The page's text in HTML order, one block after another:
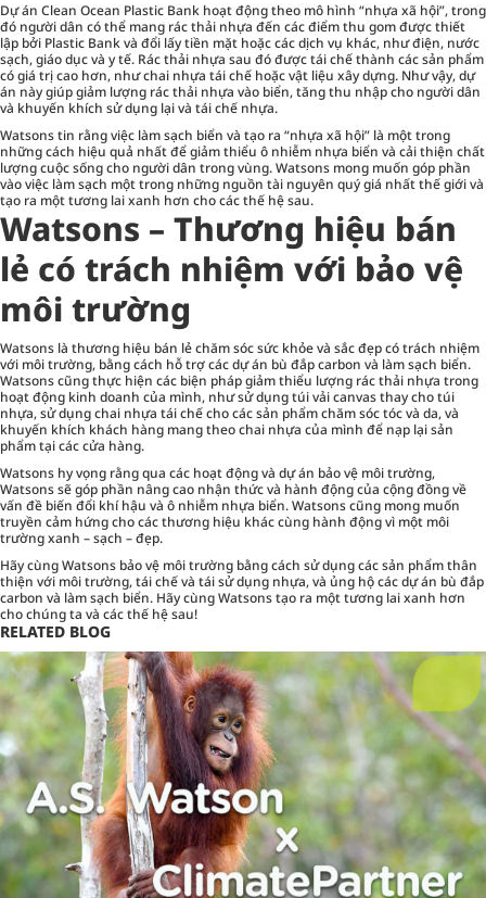
Dự án Clean Ocean Plastic Bank hoạt động theo mô hình “nhựa xã hội”, trong
đó người dân có thể mang rác thải nhựa đến các điểm thu gom được thiết
lập bởi Plastic Bank và đổi lấy tiền mặt hoặc các dịch vụ khác, như điện, nước
sạch, giáo dục và y tế. Rác thải nhựa sau đó được tái chế thành các sản phẩm
có giá trị cao hơn, như chai nhựa tái chế hoặc vật liệu xây dựng. Như vậy, dự
án này giúp giảm lượng rác thải nhựa vào biển, tăng thu nhập cho người dân
và khuyến khích sử dụng lại và tái chế nhựa.
Watsons tin rằng việc làm sạch biển và tạo ra “nhựa xã hội” là một trong
những cách hiệu quả nhất để giảm thiểu ô nhiễm nhựa biển và cải thiện chất
lượng cuộc sống cho người dân trong vùng. Watsons mong muốn góp phần
vào việc làm sạch một trong những nguồn tài nguyên quý giá nhất thế giới và
tạo ra một tương lai xanh hơn cho các thế hệ sau.
Watsons – Thương hiệu bán
lẻ có trách nhiệm với bảo vệ
môi trường
Watsons là thương hiệu bán lẻ chăm sóc sức khỏe và sắc đẹp có trách nhiệm
với môi trường, bằng cách hỗ trợ các dự án bù đắp carbon và làm sạch biển.
Watsons cũng thực hiện các biện pháp giảm thiểu lượng rác thải nhựa trong
hoạt động kinh doanh của mình, như sử dụng túi vải canvas thay cho túi
nhựa, sử dụng chai nhựa tái chế cho các sản phẩm chăm sóc tóc và da, và
khuyến khích khách hàng mang theo chai nhựa của mình để nạp lại sản
phẩm tại các cửa hàng.
Watsons hy vọng rằng qua các hoạt động và dự án bảo vệ môi trường,
Watsons sẽ góp phần nâng cao nhận thức và hành động của cộng đồng về
vấn đề biến đổi khí hậu và ô nhiễm nhựa biển. Watsons cũng mong muốn
truyền cảm hứng cho các thương hiệu khác cùng hành động vì một môi
trường xanh – sạch – đẹp.
Hãy cùng Watsons bảo vệ môi trường bằng cách sử dụng các sản phẩm thân
thiện với môi trường, tái chế và tái sử dụng nhựa, và ủng hộ các dự án bù đắp
carbon và làm sạch biển. Hãy cùng Watsons tạo ra một tương lai xanh hơn
cho chúng ta và các thế hệ sau!
RELATED BLOG